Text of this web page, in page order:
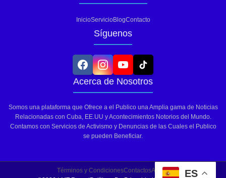
InicioServicioBlogContacto
Síguenos
Acerca de Nosotros
Somos una plataforma que Ofrece a el Publico una Amplia gama de Noticias
Relacionadas con Cuba, EE.UU y Acontecimientos Notorios del Mundo.
Contamos con Servicios de Activismo y Denuncias de las Cuales el Publico
se pueden Beneficiar.
Términos y CondicionesContactosAyuda
ES